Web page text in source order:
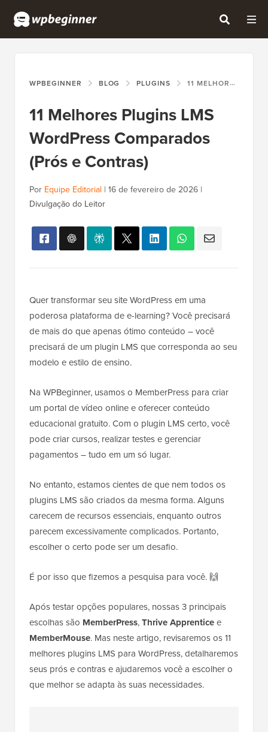
WPBEGINNER BLOG PLUGINS 11 MELHORES PLUGINS LMS WORDPRESS COMPARADOS (PRÓS E CONTRAS)
11 Melhores Plugins LMS
WordPress Comparados
(Prós e Contras)
Por Equipe Editorial | 16 de fevereiro de 2026 |
Divulgação do Leitor
Quer transformar seu site WordPress em uma
poderosa plataforma de e-learning? Você precisará
de mais do que apenas ótimo conteúdo – você
precisará de um plugin LMS que corresponda ao seu
modelo e estilo de ensino.
Na WPBeginner, usamos o MemberPress para criar
um portal de vídeo online e oferecer conteúdo
educacional gratuito. Com o plugin LMS certo, você
pode criar cursos, realizar testes e gerenciar
pagamentos – tudo em um só lugar.
No entanto, estamos cientes de que nem todos os
plugins LMS são criados da mesma forma. Alguns
carecem de recursos essenciais, enquanto outros
parecem excessivamente complicados. Portanto,
escolher o certo pode ser um desafio.
É por isso que fizemos a pesquisa para você. 🙌
Após testar opções populares, nossas 3 principais
escolhas são MemberPress,Thrive Apprenticee
MemberMouse. Mas neste artigo, revisaremos os 11
melhores plugins LMS para WordPress, detalharemos
seus prós e contras e ajudaremos você a escolher o
que melhor se adapta às suas necessidades.